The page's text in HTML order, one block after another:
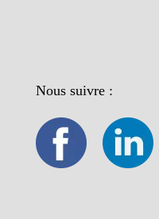
Nous suivre :